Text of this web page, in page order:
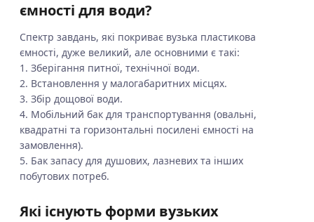
ємності для води?
Спектр завдань, які покриває вузька пластикова
ємності, дуже великий, але основними є такі:
1. Зберігання питної, технічної води.
2. Встановлення у малогабаритних місцях.
3. Збір дощової води.
4. Мобільний бак для транспортування (овальні,
квадратні та горизонтальні посилені ємності на
замовлення).
5. Бак запасу для душових, лазневих та інших
побутових потреб.
Які існують форми вузьких